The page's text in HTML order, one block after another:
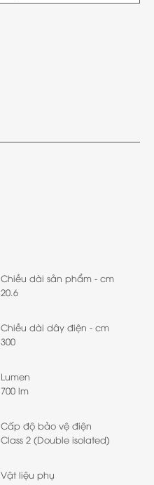
Chiều dài sản phẩm - cm
20.6
Chiều dài dây điện - cm
300
Lumen
700 lm
Cấp độ bảo vệ điện
Class 2 (Double isolated)
Vật liệu phụ